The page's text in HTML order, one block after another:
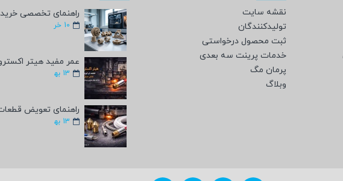
نقشه سایت
تولیدکنندگان
ثبت محصول درخواستی
خدمات پرینت سه بعدی
پرمان مگ
وبلاگ
10 خر
13 به‍
13 به‍